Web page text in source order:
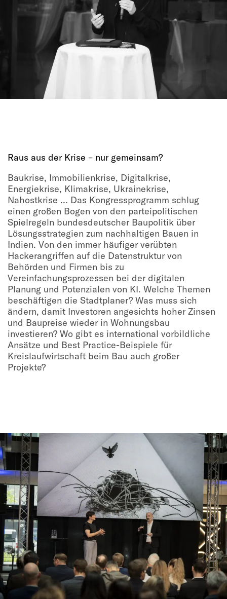
Raus aus der Krise – nur gemeinsam?
Baukrise, Immobilienkrise, Digitalkrise,
Energiekrise, Klimakrise, Ukrainekrise,
Nahostkrise … Das Kongressprogramm schlug
einen großen Bogen von den parteipolitischen
Spielregeln bundesdeutscher Baupolitik über
Lösungsstrategien zum nachhaltigen Bauen in
Indien. Von den immer häufiger verübten
Hackerangriffen auf die Datenstruktur von
Behörden und Firmen bis zu
Vereinfachungsprozessen bei der digitalen
Planung und Potenzialen von KI. Welche Themen
beschäftigen die Stadtplaner? Was muss sich
ändern, damit Investoren angesichts hoher Zinsen
und Baupreise wieder in Wohnungsbau
investieren? Wo gibt es international vorbildliche
Ansätze und Best Practice-Beispiele für
Kreislaufwirtschaft beim Bau auch großer
Projekte?